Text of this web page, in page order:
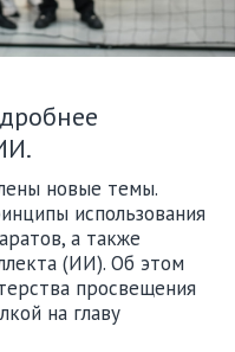
новые темы.
использования
а также
(ИИ). Об этом
просвещения
на главу